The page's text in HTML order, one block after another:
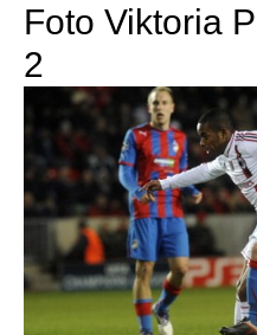
Foto Viktoria
2